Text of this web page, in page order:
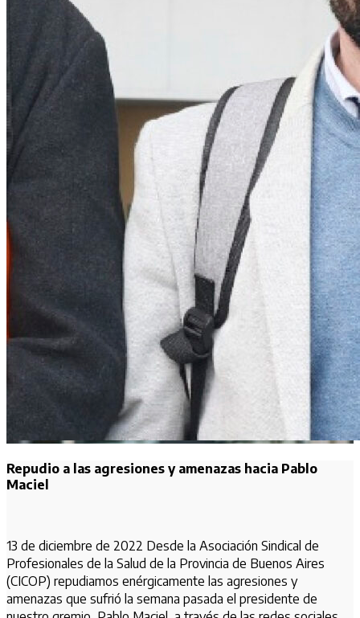
Repudio a las agresiones y amenazas hacia Pablo
Maciel
13 de diciembre de 2022 Desde la Asociación Sindical de
Profesionales de la Salud de la Provincia de Buenos Aires
(CICOP) repudiamos enérgicamente las agresiones y
amenazas que sufrió la semana pasada el presidente de